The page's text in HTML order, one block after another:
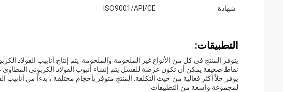
شهادة
ISO9001/API/CE
التطبيقات:
يتوفر المنتج في كل من الأنواع غير الملحومة والملحومة. يتم إنتاج أنابيب الفولاذ
نقاط ضعيفة يمكن أن تكون عرضة للفشل.يتم إنشاء أنبوب الفولاذ الكربوني
يوفر حلاً أكثر فعالية من حيث التكلفة. المنتج متوفر بأحجام مختلفة ، بدءاً من أنابيب
لمجموعة واسعة من التطبيقات.